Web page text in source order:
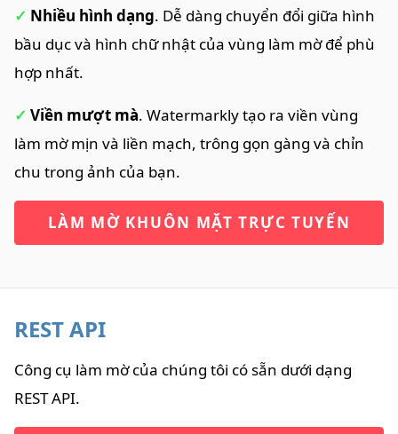
✓ Nhiều hình dạng. Dễ dàng chuyển đổi giữa hình
bầu dục và hình chữ nhật của vùng làm mờ để phù
hợp nhất.
✓ Viền mượt mà. Watermarkly tạo ra viền vùng
làm mờ mịn và liền mạch, trông gọn gàng và chỉn
chu trong ảnh của bạn.
LÀM MỜ KHUÔN MẶT TRỰC TUYẾN
REST API
Công cụ làm mờ của chúng tôi có sẵn dưới dạng
REST API.